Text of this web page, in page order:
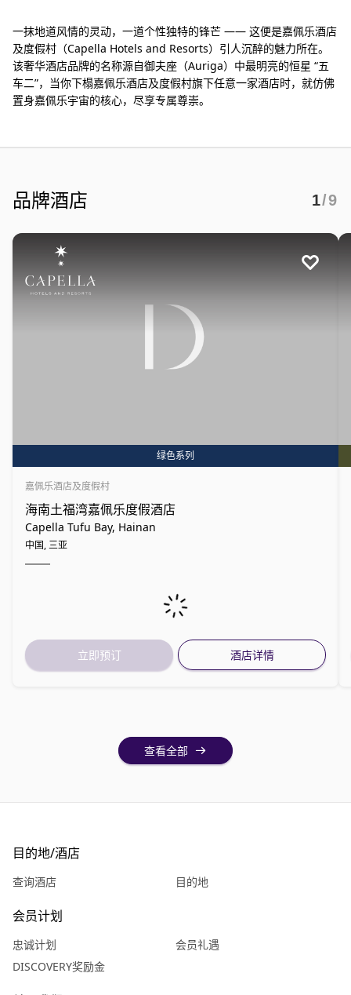
一抹地道风情的灵动，一道个性独特的锋芒 —— 这便是嘉佩乐酒店
及度假村（Capella Hotels and Resorts）引人沉醉的魅力所在。
该奢华酒店品牌的名称源自御夫座（Auriga）中最明亮的恒星 “五
车二”，当你下榻嘉佩乐酒店及度假村旗下任意一家酒店时，就仿佛
置身嘉佩乐宇宙的核心，尽享专属尊崇。
品牌酒店 1/9
绿色系列
嘉佩乐酒店及度假村
海南土福湾嘉佩乐度假酒店
Capella Tufu Bay, Hainan
中国, 三亚
立即预订 酒店详情
查看全部
目的地/酒店
查询酒店 目的地
会员计划
忠诚计划
会员礼遇
DISCOVERY奖励金